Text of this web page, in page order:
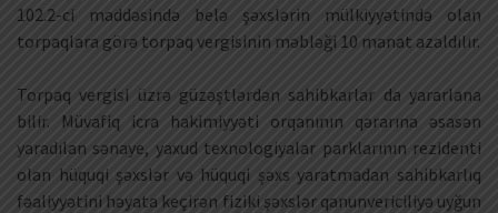
102.2-ci maddəsində belə şəxslərin mülkiyyətində olan
torpaqlara görə torpaq vergisinin məbləği 10 manat azaldılır.
Torpaq vergisi üzrə güzəştlərdən sahibkarlar da yararlana
bilir. Müvafiq icra hakimiyyəti orqanının qərarına əsasən
yaradılan sənaye, yaxud texnologiyalar parklarının rezidenti
olan hüquqi şəxslər və hüquqi şəxs yaratmadan sahibkarlıq
fəaliyyətini həyata keçirən fiziki şəxslər qanunvericiliyə uyğun